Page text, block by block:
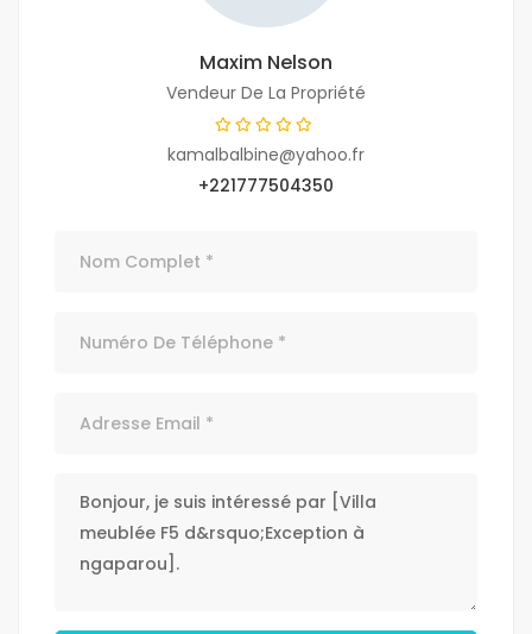
Maxim Nelson
Vendeur De La Propriété
kamalbalbine@yahoo.fr
+221777504350